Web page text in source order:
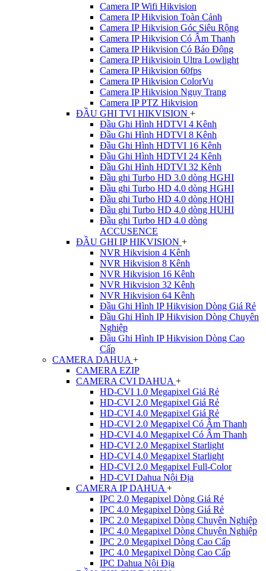
Camera IP Wifi Hikvision
Camera IP Hikvision Toàn Cảnh
Camera IP Hikvision Góc Siêu Rộng
Camera IP Hikvision Có Âm Thanh
Camera IP Hikvision Có Báo Động
Camera IP Hikvisioin Ultra Lowlight
Camera IP Hikvision 60fps
Camera IP Hikvision ColorVu
Camera IP Hikvision Ngụy Trang
Camera IP PTZ Hikvision
ĐẦU GHI TVI HIKVISION +
Đầu Ghi Hình HDTVI 4 Kênh
Đầu Ghi Hình HDTVI 8 Kênh
Đầu Ghi Hình HDTVI 16 Kênh
Đầu Ghi Hình HDTVI 24 Kênh
Đầu Ghi Hình HDTVI 32 Kênh
Đầu ghi Turbo HD 3.0 dòng HGHI
Đầu ghi Turbo HD 4.0 dòng HGHI
Đầu ghi Turbo HD 4.0 dòng HQHI
Đầu ghi Turbo HD 4.0 dòng HUHI
Đầu ghi Turbo HD 4.0 dòng
ACCUSENCE
ĐẦU GHI IP HIKVISION +
NVR Hikvision 4 Kênh
NVR Hikvision 8 Kênh
NVR Hikvision 16 Kênh
NVR Hikvision 32 Kênh
NVR Hikvision 64 Kênh
Đầu Ghi Hình IP Hikvision Dòng Giá Rẻ
Đầu Ghi Hình IP Hikvision Dòng Chuyên
Nghiệp
Đầu Ghi Hình IP Hikvision Dòng Cao
Cấp
CAMERA DAHUA +
CAMERA EZIP
CAMERA CVI DAHUA +
HD-CVI 1.0 Megapixel Giá Rẻ
HD-CVI 2.0 Megapixel Giá Rẻ
HD-CVI 4.0 Megapixel Giá Rẻ
HD-CVI 2.0 Megapixel Có Âm Thanh
HD-CVI 4.0 Megapixel Có Âm Thanh
HD-CVI 2.0 Megapixel Starlight
HD-CVI 4.0 Megapixel Starlight
HD-CVI 2.0 Megapixel Full-Color
HD-CVI Dahua Nội Địa
CAMERA IP DAHUA +
IPC 2.0 Megapixel Dòng Giá Rẻ
IPC 4.0 Megapixel Dòng Giá Rẻ
IPC 2.0 Megapixel Dòng Chuyên Nghiệp
IPC 4.0 Megapixel Dòng Chuyên Nghiệp
IPC 2.0 Megapixel Dòng Cao Cấp
IPC 4.0 Megapixel Dòng Cao Cấp
IPC Dahua Nội Địa